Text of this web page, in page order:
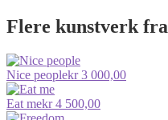
Flere kunstverk fra
Nice peoplekr3 000,00
Eat mekr4 500,00